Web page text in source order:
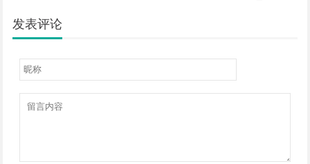
发表评论